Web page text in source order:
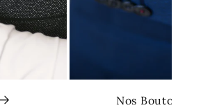
Nos Boutons